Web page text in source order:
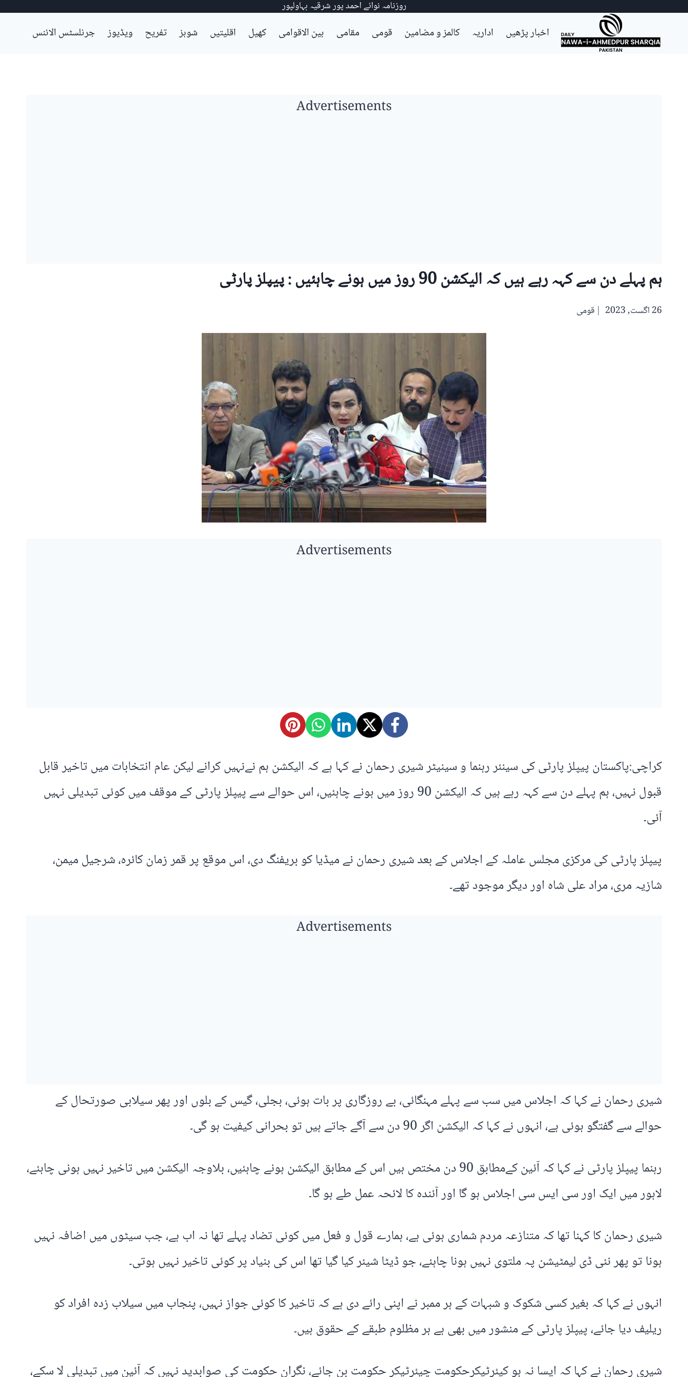
Skip
روزنامہ نوائے احمد پور شرقیہ بہاولپور
اخبار پڑھیں اداریہ کالمز و مضامین قومی مقامی بین الاقوامی کھیل اقلیتیں شوبز تفریح ویڈیوز جرنلسٹس الائنس
Advertisements
ہم پہلے دن سے کہہ رہے ہیں کہ الیکشن 90 روز میں ہونے چاہئیں : پیپلز پارٹی
26 اگست, 2023 قومی
Advertisements
کراچی:پاکستان پیپلز پارٹی کی سینئر رہنما و سینیٹر شیری رحمان نے کہا ہے کہ الیکشن ہم نےنہیں کرانے لیکن عام انتخابات میں تاخیر قابل
قبول نہیں، ہم پہلے دن سے کہہ رہے ہیں کہ الیکشن 90 روز میں ہونے چاہئیں، اس حوالے سے پیپلز پارٹی کے موقف میں کوئی تبدیلی نہیں
آئی۔
پیپلز پارٹی کی مرکزی مجلس عاملہ کے اجلاس کے بعد شیری رحمان نے میڈیا کو بریفنگ دی، اس موقع پر قمر زمان کائرہ، شرجیل میمن،
شازیہ مری، مراد علی شاہ اور دیگر موجود تھے۔
Advertisements
شیری رحمان نے کہا کہ اجلاس میں سب سے پہلے مہنگائی، بے روزگاری پر بات ہوئی، بجلی، گیس کے بلوں اور پھر سیلابی صورتحال کے
حوالے سے گفتگو ہوئی ہے، انہوں نے کہا کہ الیکشن اگر 90 دن سے آگے جاتے ہیں تو بحرانی کیفیت ہو گی۔
رہنما پیپلز پارٹی نے کہا کہ آئین کےمطابق 90 دن مختص ہیں اس کے مطابق الیکشن ہونے چاہئیں، بلاوجہ الیکشن میں تاخیر نہیں ہونی چاہئے،
لاہور میں ایک اور سی ایس سی اجلاس ہو گا اور آئندہ کا لائحہ عمل طے ہو گا۔
شیری رحمان کا کہنا تھا کہ متنازعہ مردم شماری ہوئی ہے، ہمارے قول و فعل میں کوئی تضاد پہلے تھا نہ اب ہے، جب سیٹوں میں اضافہ نہیں
ہونا تو پھر نئی ڈی لیمٹیشن پہ ملتوی نہیں ہونا چاہئے، جو ڈیٹا شیئر کیا گیا تھا اس کی بنیاد پر کوئی تاخیر نہیں ہوتی۔
انہوں نے کہا کہ بغیر کسی شکوک و شبہات کے ہر ممبر نے اپنی رائے دی ہے کہ تاخیر کا کوئی جواز نہیں، پنجاب میں سیلاب زدہ افراد کو
ریلیف دیا جائے، پیپلز پارٹی کے منشور میں بھی ہے ہر مظلوم طبقے کے حقوق ہیں۔
شیری رحمان نے کہا کہ ایسا نہ ہو کیئرٹیکرحکومت چیئرٹیکر حکومت بن جائے، نگران حکومت کی صوابدید نہیں کہ آئین میں تبدیلی لا سکے،